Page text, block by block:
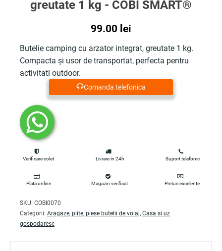
greutate 1 kg - COBI SMART®
99.00 lei
Butelie camping cu arzator integrat, greutate 1 kg.
Compacta și usor de transportat, perfecta pentru
activitati outdoor.
Comanda telefonica
Verificare colet Livrare in 24h Suport telefonic
Plata online Magazin verificat Preturi excelente
SKU: COBI0070
Categorii: Aragaze, plite, piese butelii de voiaj, Casa si uz
gospodaresc